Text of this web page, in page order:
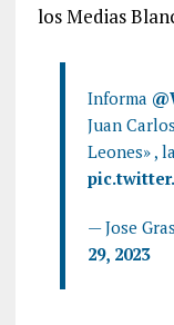
los Medias
Informa
Juan
Leones» ,
— Jose
29, 2023